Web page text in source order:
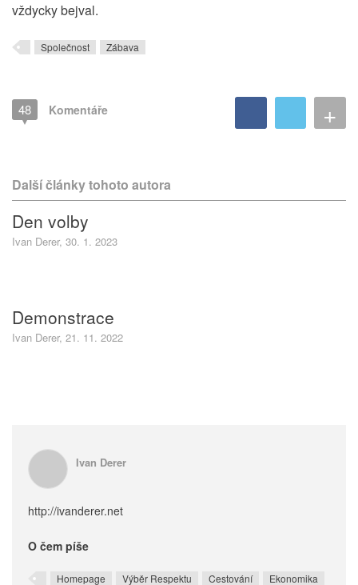
vždycky bejval.
Společnost Zábava
48 Komentáře +
Další články tohoto autora
Den volby
Ivan Derer, 30. 1. 2023
Demonstrace
Ivan Derer, 21. 11. 2022
Ivan Derer
http://ivanderer.net
O čem píše
Homepage Výběr Respektu Cestování Ekonomika